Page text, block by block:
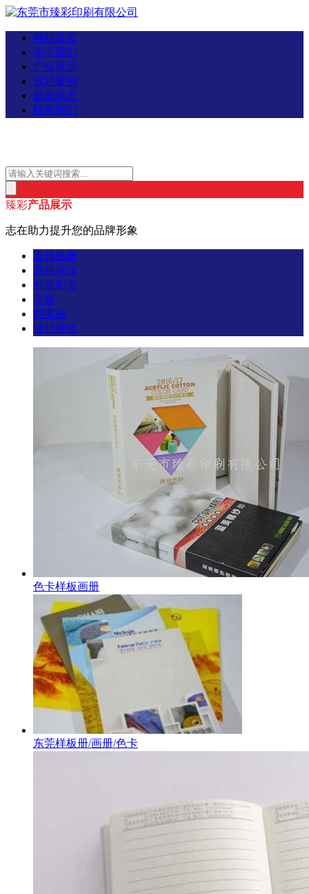
网站首页
关于我们
产品展示
成功案例
新闻动态
联系我们
臻彩产品展示
志在助力提升您的品牌形象
宣传画册
宣传单张
包装彩盒
吊旗
档案袋
信封便笺
色卡样板画册
东莞样板册/画册/色卡